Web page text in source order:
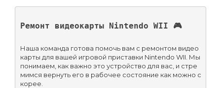
Ремонт видеокарты Nintendo WII 🎮
Наша команда готова помочь вам с ремонтом видео
карты для вашей игровой приставки Nintendo WII. Мы
понимаем, как важно это устройство для вас, и стре
мимся вернуть его в рабочее состояние как можно с
корее.